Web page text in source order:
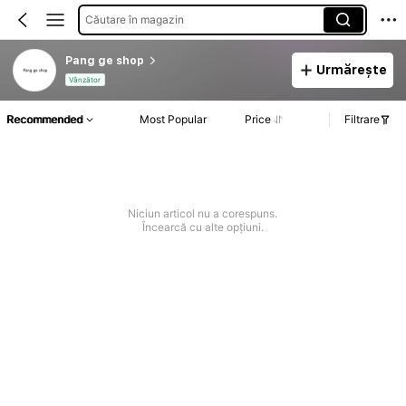
Căutare în magazin
Pang ge shop
Vânzător
Urmărește
Recommended Most Popular Price Filtrare
Niciun articol nu a corespuns.
Încearcă cu alte opțiuni.